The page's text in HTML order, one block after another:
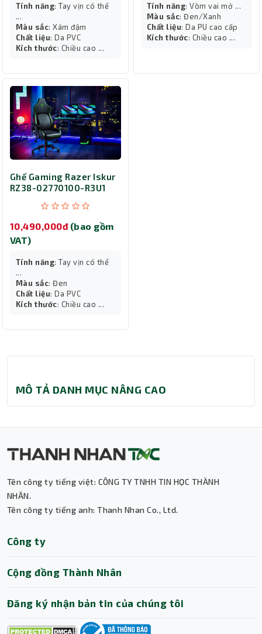
Tính năng: Tay vịn có thể
...
Màu sắc: Xám đậm
Chất liệu: Da PVC
Kích thước: Chiều cao ...
Tính năng: Vòm vai mở ...
Màu sắc: Đen/Xanh
Chất liệu: Da PU cao cấp
Kích thước: Chiều cao ...
Ghế Gaming Razer Iskur
RZ38-02770100-R3U1
10,490,000đ (bao gồm
VAT)
Tính năng: Tay vịn có thể
...
Màu sắc: Đen
Chất liệu: Da PVC
Kích thước: Chiều cao ...
MÔ TẢ DANH MỤC NÂNG CAO
Tên công ty tiếng việt: CÔNG TY TNHH TIN HỌC THÀNH
NHÂN.
Tên công ty tiếng anh: Thanh Nhan Co., Ltd.
Công ty
Cộng đồng Thành Nhân
Đăng ký nhận bản tin của chúng tôi
Trợ lý AI • Phản hồi tức thì